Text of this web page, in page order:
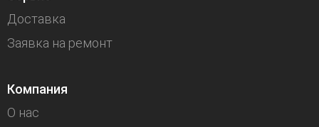
Доставка
Заявка на ремонт
Компания
О нас